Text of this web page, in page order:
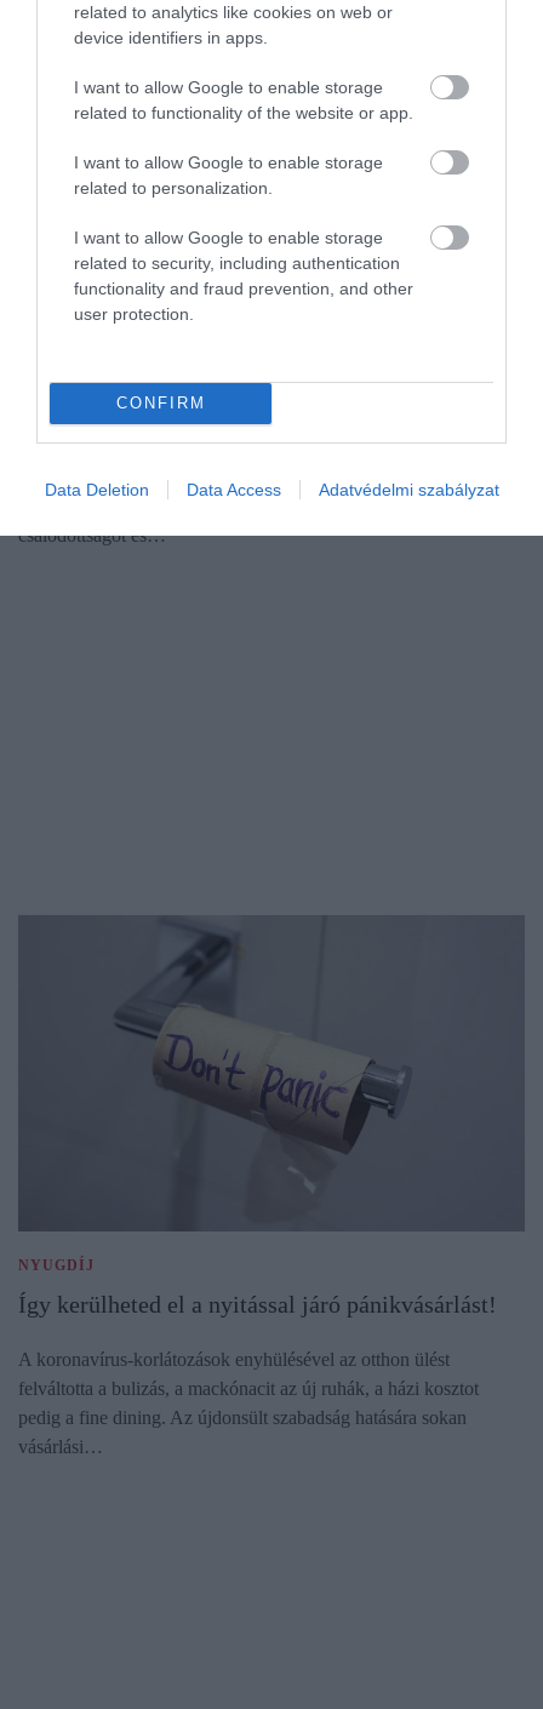
related to analytics like cookies on web or
device identifiers in apps.
I want to allow Google to enable storage
related to functionality of the website or app.
I want to allow Google to enable storage
related to personalization.
I want to allow Google to enable storage
related to security, including authentication
functionality and fraud prevention, and other
user protection.
CONFIRM
Data Deletion Data Access Adatvédelmi szabályzat
pár dolgot!
A pandémia előtt sokan vágytak arra, hogy otthonról
dolgozhassanak. Aztán tavaly beütött a vírus, és ezzel együtt
elterjedt a távmunka is, ami sokszor kiegyensúlyozottság helyett
csalódottságot és…
NYUGDÍJ
Így kerülheted el a nyitással járó pánikvásárlást!
A koronavírus-korlátozások enyhülésével az otthon ülést
felváltotta a bulizás, a mackónacit az új ruhák, a házi kosztot
pedig a fine dining. Az újdonsült szabadság hatására sokan
vásárlási…